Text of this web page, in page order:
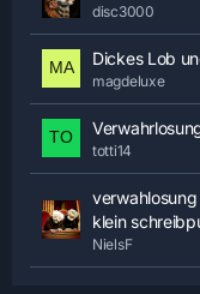
disc3000
Dickes Lob
magdeluxe
totti14
klein
NielsF